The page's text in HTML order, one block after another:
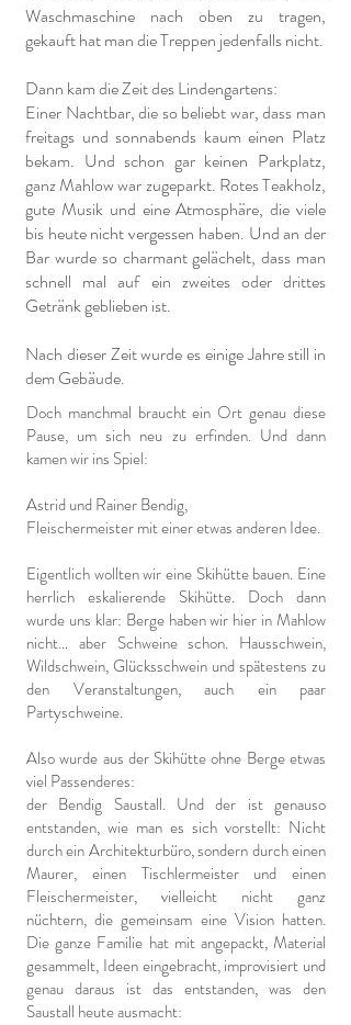
Waschmaschine nach oben zu tragen,
gekauft hat man die Treppen jedenfalls nicht.
Dann kam die Zeit des Lindengartens:
Einer Nachtbar, die so beliebt war, dass man
freitags und sonnabends kaum einen Platz
bekam. Und schon gar keinen Parkplatz,
ganz Mahlow war zugeparkt. Rotes Teakholz,
gute Musik und eine Atmosphäre, die viele
bis heute nicht vergessen haben. Und an der
Bar wurde so charmant gelächelt, dass man
schnell mal auf ein zweites oder drittes
Getränk geblieben ist.
Nach dieser Zeit wurde es einige Jahre still in
dem Gebäude.
Doch manchmal braucht ein Ort genau diese
Pause, um sich neu zu erfinden. Und dann
kamen wir ins Spiel:
Astrid und Rainer Bendig,
Fleischermeister mit einer etwas anderen Idee.
Eigentlich wollten wir eine Skihütte bauen. Eine
herrlich eskalierende Skihütte. Doch dann
wurde uns klar: Berge haben wir hier in Mahlow
nicht… aber Schweine schon. Hausschwein,
Wildschwein, Glücksschwein und spätestens zu
den Veranstaltungen, auch ein paar
Partyschweine.
Also wurde aus der Skihütte ohne Berge etwas
viel Passenderes:
der Bendig Saustall. Und der ist genauso
entstanden, wie man es sich vorstellt: Nicht
durch ein Architekturbüro, sondern durch einen
Maurer, einen Tischlermeister und einen
Fleischermeister, vielleicht nicht ganz
nüchtern, die gemeinsam eine Vision hatten.
Die ganze Familie hat mit angepackt, Material
gesammelt, Ideen eingebracht, improvisiert und
genau daraus ist das entstanden, was den
Saustall heute ausmacht: